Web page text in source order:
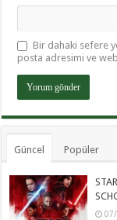
Bir dahaki sefere
posta adresimi ve
Güncel Popüler